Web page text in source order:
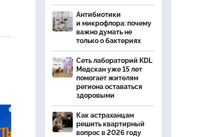
Антибиотики
и микрофлора: почему
важно думать не
только о бактериях
Сеть лабораторий KDL
Медскан уже 15 лет
помогает жителям
региона оставаться
здоровыми
Как астраханцам
решить квартирный
вопрос в 2026 году